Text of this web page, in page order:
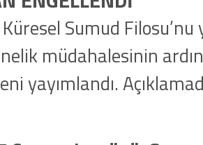
Sumud Filosu’nu
müdahalesinin
yayımlandı.